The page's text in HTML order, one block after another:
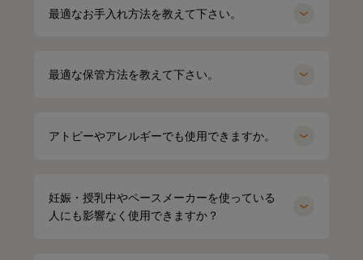
最適なお手入れ方法を教えて下さい。
最適な保管方法を教えて下さい。
アトピーやアレルギーでも使用できますか。
妊娠・授乳中やペースメーカーを使っている
人にも影響なく使用できますか？
オーバーサイズTシャツ（ブラック）